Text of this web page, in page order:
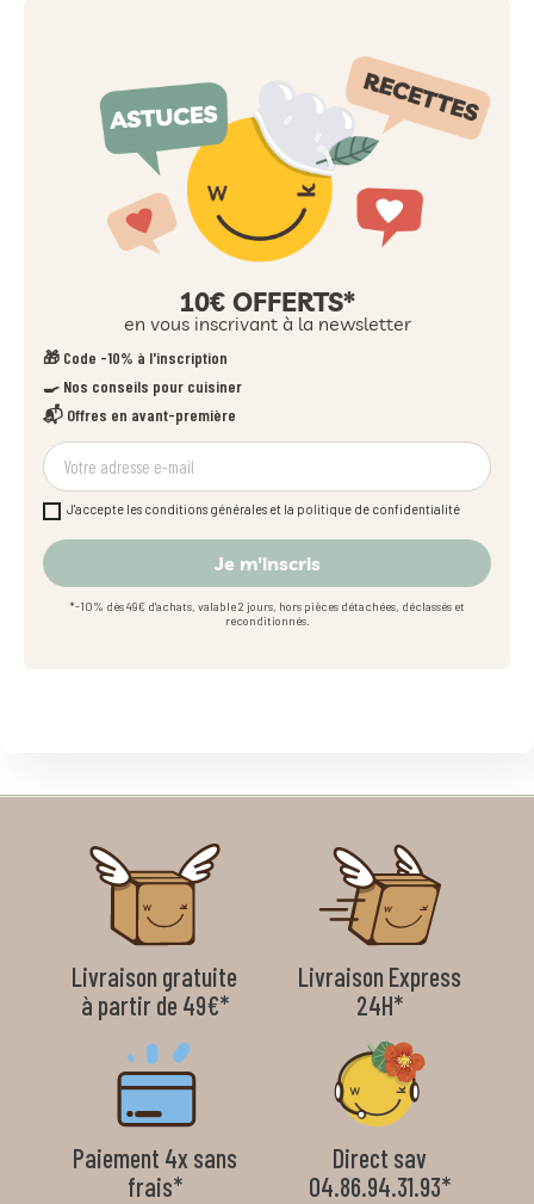
10€ OFFERTS*
en vous inscrivant à la newsletter
🎁 Code -10% à l'inscription
🍳 Nos conseils pour cuisiner
📬 Offres en avant-première
J'accepte les conditions générales et la politique de confidentialité
Je m'inscris
*-10% dès 49€ d'achats, valable 2 jours, hors pièces détachées, déclassés et
reconditionnés.
Livraison gratuite
à partir de 49€*
Livraison Express
24H*
Paiement 4x sans
frais*
Direct sav
04.86.94.31.93*